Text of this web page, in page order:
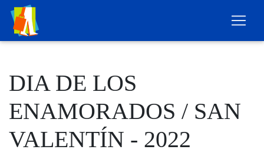
DIA DE LOS
ENAMORADOS / SAN
VALENTÍN - 2022